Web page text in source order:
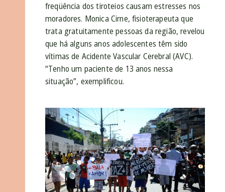
freqüência dos tiroteios causam estresses nos
moradores. Monica Cirne, fisioterapeuta que
trata gratuitamente pessoas da região, revelou
que há alguns anos adolescentes têm sido
vítimas de Acidente Vascular Cerebral (AVC).
“Tenho um paciente de 13 anos nessa
situação”, exemplificou.